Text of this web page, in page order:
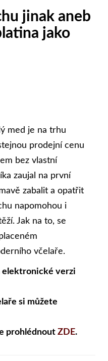
jinak aneb
jako
med je na trhu
prodejní cenu
bez vlastní
zaujal na první
zabalit a opatřit
napomohou i
Jak na to, se
včelaře.
elektronické verzi
si můžete
prohlédnout ZDE.